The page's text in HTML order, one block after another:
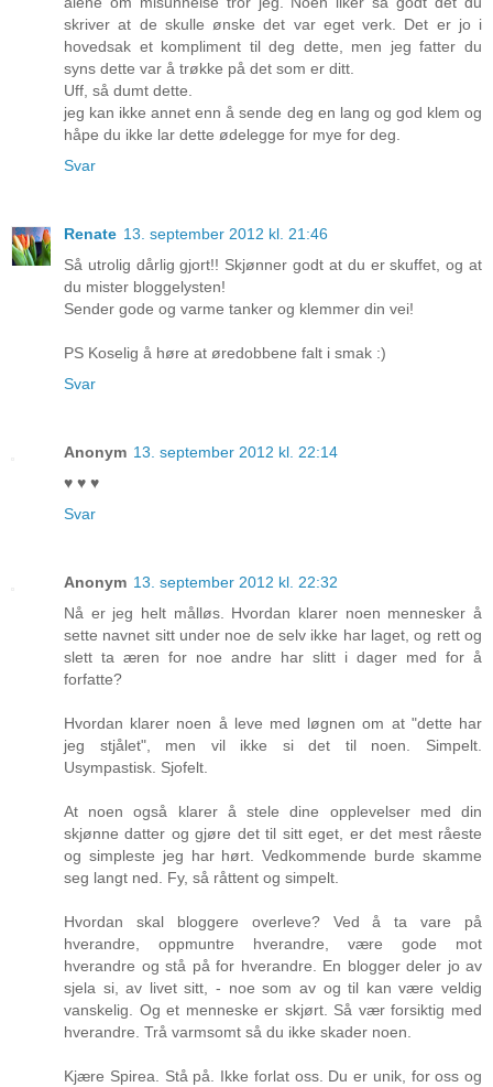
skriver at de skulle ønske det var eget verk. Det er jo i
hovedsak et kompliment til deg dette, men jeg fatter du
syns dette var å trøkke på det som er ditt.
Uff, så dumt dette.
jeg kan ikke annet enn å sende deg en lang og god klem og
håpe du ikke lar dette ødelegge for mye for deg.
Svar
Renate 13. september 2012 kl. 21:46
Så utrolig dårlig gjort!! Skjønner godt at du er skuffet, og at
du mister bloggelysten!
Sender gode og varme tanker og klemmer din vei!
PS Koselig å høre at øredobbene falt i smak :)
Svar
Anonym 13. september 2012 kl. 22:14
♥ ♥ ♥
Svar
Anonym 13. september 2012 kl. 22:32
Nå er jeg helt målløs. Hvordan klarer noen mennesker å
sette navnet sitt under noe de selv ikke har laget, og rett og
slett ta æren for noe andre har slitt i dager med for å
forfatte?
Hvordan klarer noen å leve med løgnen om at "dette har
jeg stjålet", men vil ikke si det til noen. Simpelt.
Usympastisk. Sjofelt.
At noen også klarer å stele dine opplevelser med din
skjønne datter og gjøre det til sitt eget, er det mest råeste
og simpleste jeg har hørt. Vedkommende burde skamme
seg langt ned. Fy, så råttent og simpelt.
Hvordan skal bloggere overleve? Ved å ta vare på
hverandre, oppmuntre hverandre, være gode mot
hverandre og stå på for hverandre. En blogger deler jo av
sjela si, av livet sitt, - noe som av og til kan være veldig
vanskelig. Og et menneske er skjørt. Så vær forsiktig med
hverandre. Trå varmsomt så du ikke skader noen.
Kjære Spirea. Stå på. Ikke forlat oss. Du er unik, for oss og